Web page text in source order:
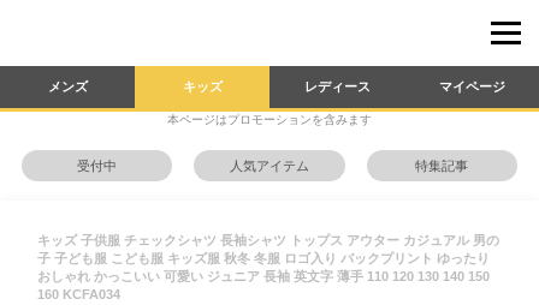
メンズ キッズ レディース マイページ
本ページはプロモーションを含みます
受付中 人気アイテム 特集記事
キッズ 子供服 チェックシャツ 長袖シャツ トップス アウター カジュアル 男の
子 子ども服 こども服 キッズ服 秋冬 冬服 ロゴ入り バックプリント ゆったり
おしゃれ かっこいい 可愛い ジュニア 長袖 英文字 薄手 110 120 130 140 150
160 KCFA034